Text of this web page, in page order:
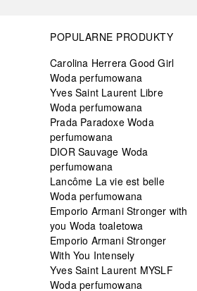
POPULARNE PRODUKTY
Carolina Herrera Good Girl
Woda perfumowana
Yves Saint Laurent Libre
Woda perfumowana
Prada Paradoxe Woda
perfumowana
DIOR Sauvage Woda
perfumowana
Lancôme La vie est belle
Woda perfumowana
Emporio Armani Stronger with
you Woda toaletowa
Emporio Armani Stronger
With You Intensely
Yves Saint Laurent MYSLF
Woda perfumowana